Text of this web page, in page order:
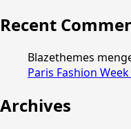
Recent
Blazethemes
Paris Fashion
Archives